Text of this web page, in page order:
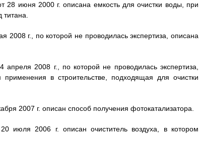
июня 2000 г. описана емкость для очистки воды, при
г., по которой не проводилась экспертиза, описана
2008 г., по которой не проводилась экспертиза,
в строительстве, подходящая для очистки
2007 г. описан способ получения фотокатализатора.
2006 г. описан очиститель воздуха, в котором